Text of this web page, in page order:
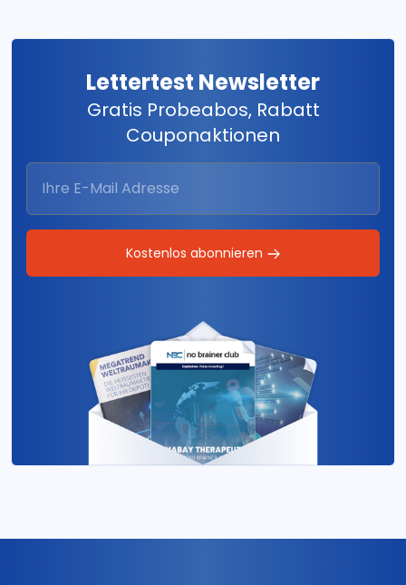
Lettertest Newsletter
Gratis Probeabos, Rabatt
Couponaktionen
Kostenlos abonnieren